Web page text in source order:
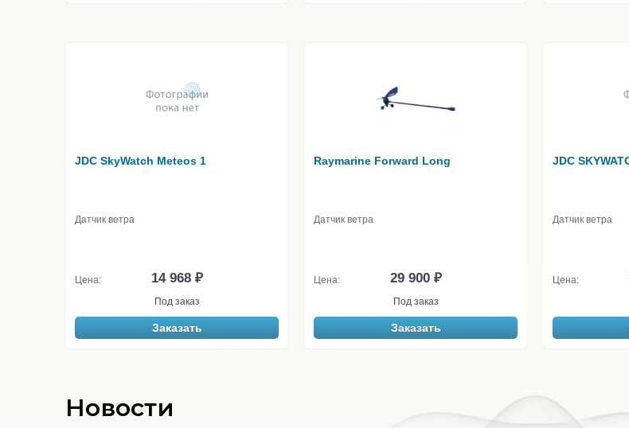
JDC SkyWatch Meteos 1
Датчик ветра
Цена: 14 968 ₽
Под заказ
Заказать
Raymarine Forward Long
Датчик ветра
Цена: 29 900 ₽
Под заказ
Заказать
JDC
Датчик ветра
Цена:
Новости